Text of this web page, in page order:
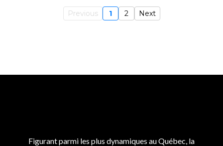
Previous 1 2 Next
Figurant parmi les plus dynamiques au Québec, la